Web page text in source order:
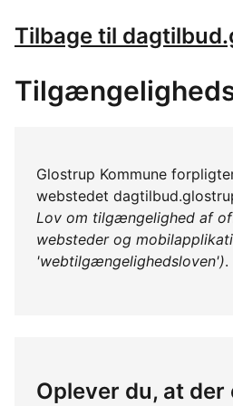
Tilbage til
Glostrup Kommune
webstedet
Lov om tilgængelighed af
websteder og
'webtilgængelighedsloven').
Oplever du, at der